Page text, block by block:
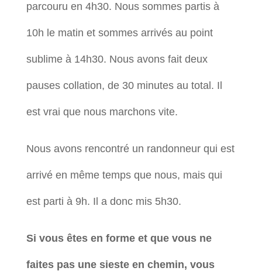
parcouru en 4h30. Nous sommes partis à
10h le matin et sommes arrivés au point
sublime à 14h30. Nous avons fait deux
pauses collation, de 30 minutes au total. Il
est vrai que nous marchons vite.
Nous avons rencontré un randonneur qui est
arrivé en même temps que nous, mais qui
est parti à 9h. Il a donc mis 5h30.
Si vous êtes en forme et que vous ne
faites pas une sieste en chemin, vous